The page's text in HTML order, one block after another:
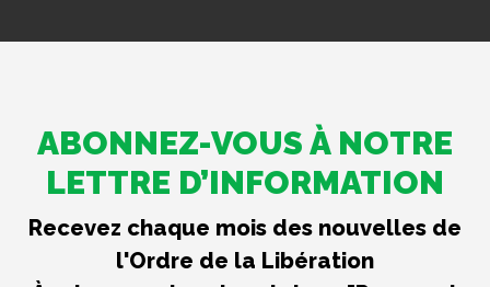
ABONNEZ-VOUS À NOTRE
LETTRE D’INFORMATION
Recevez chaque mois des nouvelles de
l'Ordre de la Libération